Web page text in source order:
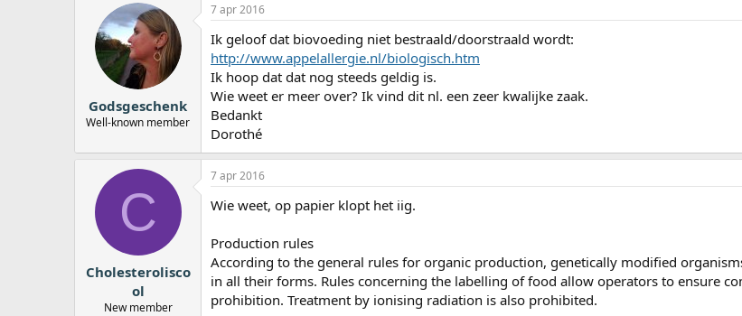
Godsgeschenk
Well-known member
7 apr 2016
Ik geloof dat biovoeding niet bestraald/doorstraald wordt:
http://www.appelallergie.nl/biologisch.htm
Ik hoop dat dat nog steeds geldig is.
Wie weet er meer over? Ik vind dit nl. een zeer kwalijke zaak.
Bedankt
Dorothé
C
Cholesterolisco
ol
New member
7 apr 2016
Wie weet, op papier klopt het iig.
Production rules
According to the general rules for organic production, genetically modified
in all their forms. Rules concerning the labelling of food allow operators to ensure
prohibition. Treatment by ionising radiation is also prohibited.